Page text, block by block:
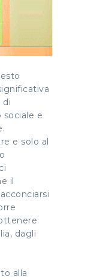
di
sociale e
e solo al
il
dagli
alla